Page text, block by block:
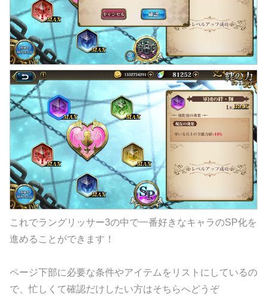
これでラングリッサー3の中で一番好きなキャラのSP化を
進めることができます！
ページ下部に必要な条件やアイテムをリストにしているの
で、忙しくて確認だけしたい方はそちらへどうぞ